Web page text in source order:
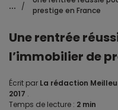
... /
prestige en France
Une rentrée
l’immobilier de
Écrit par La rédaction
2017 .
Temps de lecture : 2 min